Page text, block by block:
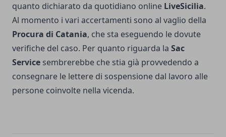
quanto dichiarato da quotidiano online LiveSicilia.
Al momento i vari accertamenti sono al vaglio della
Procura di Catania, che sta eseguendo le dovute
verifiche del caso. Per quanto riguarda la Sac
Service sembrerebbe che stia già provvedendo a
consegnare le lettere di sospensione dal lavoro alle
persone coinvolte nella vicenda.